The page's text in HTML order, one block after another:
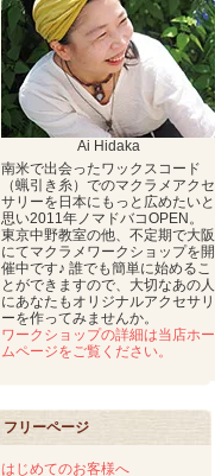
Ai Hidaka
南米で出会ったワックスコード
（蝋引き糸）でのマクラメアクセ
サリーを日本にもっと広めたいと
思い2011年ノマドバコOPEN。
東京中野教室の他、不定期で大阪
にてマクラメワークショップを開
催中です♪ 誰でも簡単に始めるこ
とができますので、大切なあの人
にあなたもオリジナルアクセサリ
ーを作ってみませんか。
ワークショップの詳細は当店ホー
ムページをご覧ください。
フリーページ
はじめてのお客様へ